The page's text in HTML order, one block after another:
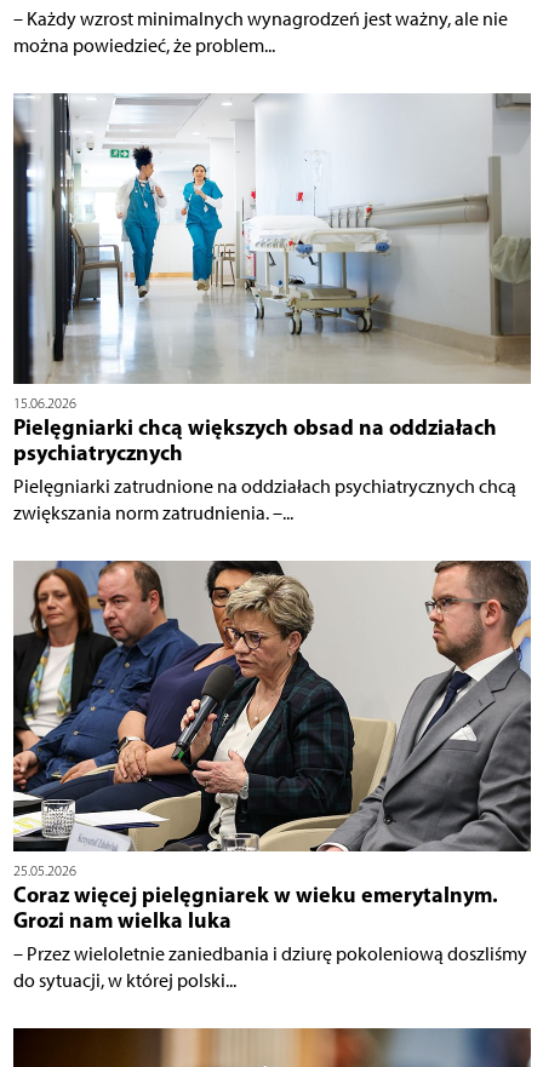
– Każdy wzrost minimalnych wynagrodzeń jest ważny, ale nie
można powiedzieć, że problem...
15.06.2026
Pielęgniarki chcą większych obsad na oddziałach
psychiatrycznych
Pielęgniarki zatrudnione na oddziałach psychiatrycznych chcą
zwiększania norm zatrudnienia. –...
25.05.2026
Coraz więcej pielęgniarek w wieku emerytalnym.
Grozi nam wielka luka
– Przez wieloletnie zaniedbania i dziurę pokoleniową doszliśmy
do sytuacji, w której polski...